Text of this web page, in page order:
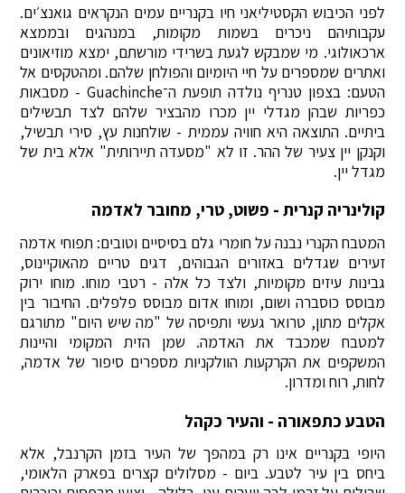
לפני הכיבוש הקסטיליאני חיו בקנריים עמים הנקראים גואנצ׳ים.
עקבותיהם ניכרים בשמות מקומות, במנהגים ובממצא
ארכאולוגי. מי שמבקש לגעת בשרידי מורשתם, ימצא מוזיאונים
ואתרים שמספרים על חיי היומיום והפולחן שלהם. ומהטקסים אל
הטעם: בצפון טנריף נולדה תופעת ה־Guachinche - מסבאות
כפריות שבהן מגדלי יין מכרו מהבציר שלהם לצד תבשילים
ביתיים. התוצאה היא חוויה עממית - שולחנות עץ, סירי תבשיל,
וקנקן יין צעיר של ההר. זו לא "מסעדה תיירותית" אלא בית של
מגדל יין.
קולינריה קנרית - פשוט, טרי, מחובר לאדמה
המטבח הקנרי נבנה על חומרי גלם בסיסיים וטובים: תפוחי אדמה
זעירים שגדלים באזורים הגבוהים, דגים טריים מהאוקיינוס,
גבינות עיזים מקומיות, ולצד כל אלה - רטבי מוחו. מוחו ירוק
מבוסס כוסברה ושום, ומוחו אדום מבוסס פלפלים. החיבור בין
אקלים מתון, טרואר געשי ותפיסה של "מה שיש היום" מתורגם
למטבח שמכבד את האדמה. שמן הזית המקומי והיינות
המשקפים את הקרקעות הוולקניות מספרים סיפור של אדמה,
לחות, רוח ומדרון.
הטבע כתפאורה - והעיר כקהל
היופי בקנריים אינו רק במהפך של העיר בזמן הקרנבל, אלא
ביחס בין עיר לטבע. ביום - מסלולים קצרים בפארק הלאומי,